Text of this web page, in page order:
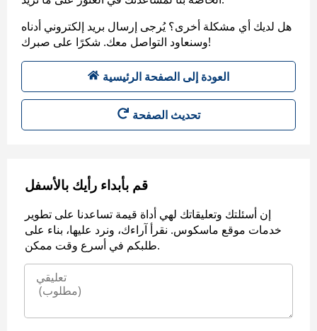
هل لديك أي مشكلة أخرى؟ يُرجى إرسال بريد إلكتروني أدناه
وسنعاود التواصل معك. شكرًا على صبرك!
العودة إلى الصفحة الرئيسية
تحديث الصفحة
قم بأبداء رأيك بالأسفل
إن أسئلتك وتعليقاتك لهي أداة قيمة تساعدنا على تطوير
خدمات موقع ماسكوس. نقرأ آراءك، ونرد عليها، بناء على
طلبكم في أسرع وقت ممكن.